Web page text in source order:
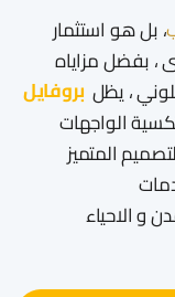
، بل هو استثمار
، بفضل مزاياه
، يظل بروفايل
الواجهات
المتميز
و الاحياء